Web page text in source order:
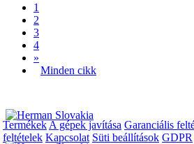
1
2
3
4
»
Minden cikk
Termékek A gépek javítása Garanciális
feltételek Kapcsolat Süti beállítások GDPR